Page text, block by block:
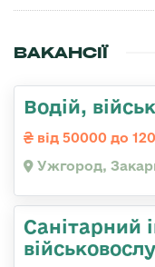
ВАКАНСІЇ
Водій,
від 50000 до
Ужгород,
Санітарний